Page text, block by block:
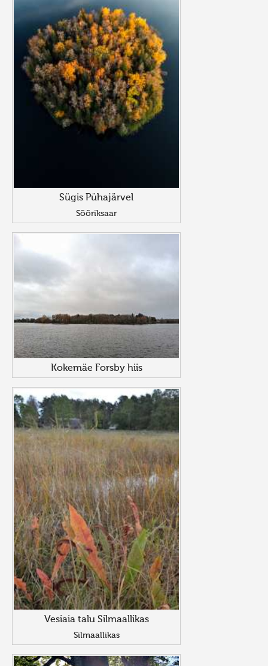
Sügis Pühajärvel
Sõõriksaar
Kokemäe Forsby hiis
Vesiaia talu Silmaallikas
Silmaallikas